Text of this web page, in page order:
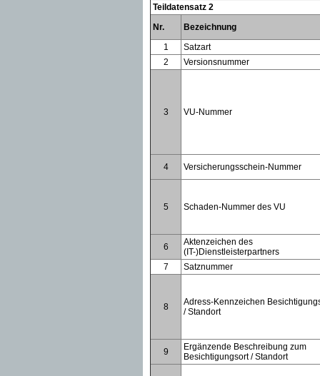
Teildatensatz 2
Nr.
Bezeichnung
1
Satzart
2
Versionsnummer
3 VU-Nummer
4 Versicherungsschein-Nummer
5 Schaden-Nummer des VU
6
Aktenzeichen des
(IT-)Dienstleisterpartners
7
Satznummer
8
Adress-Kennzeichen
/ Standort
9
Ergänzende Beschreibung zum
Besichtigungsort / Standort